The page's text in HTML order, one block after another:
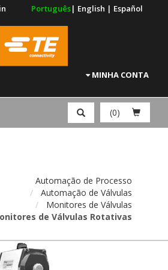
Português| English | Español
MINHA CONTA
(0)
Automação de Processo
Automação de Válvulas
Monitores de Válvulas
de Válvulas Rotativas